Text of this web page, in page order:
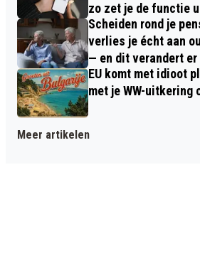
zo zet je de functie
Scheiden rond je
verlies je écht aan
— en dit verandert
EU komt met idioot
met je WW-uitkering
Meer artikelen